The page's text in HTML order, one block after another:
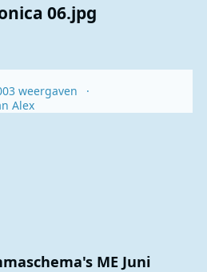
06.jpg
weergaven
Alex
ME Juni